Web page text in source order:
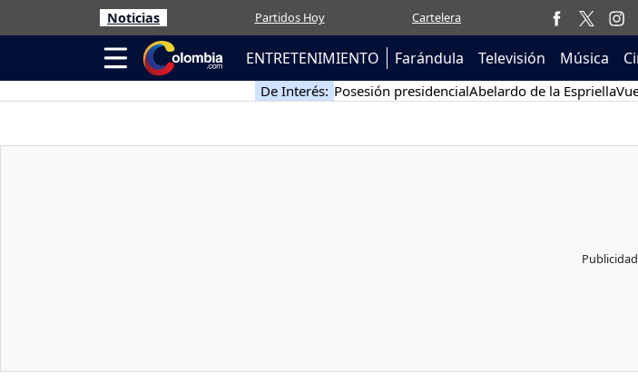
Noticias Partidos Hoy Cartelera
ENTRETENIMIENTO Farándula Televisión Música
De Interés: Posesión presidencialAbelardo de la Espriella